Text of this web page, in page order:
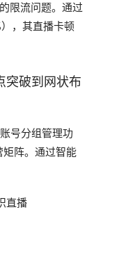
限流问题。通过
，其直播卡顿
突破到网状布
号分组管理功
阵。通过智能
直播